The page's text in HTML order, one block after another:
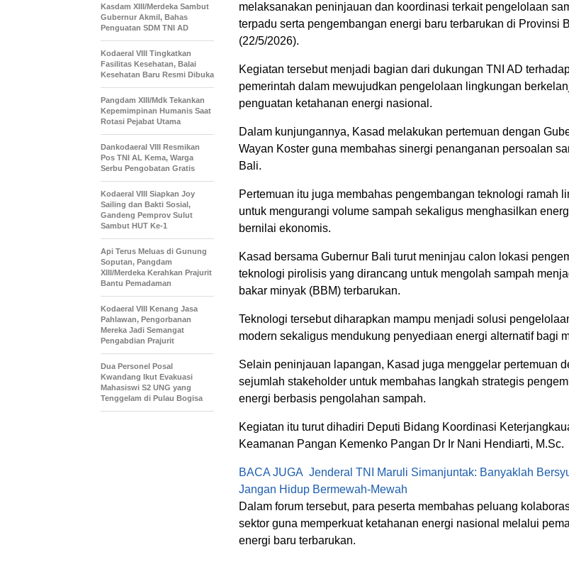
melaksanakan peninjauan dan koordinasi terkait pengelolaan
terpadu serta pengembangan energi baru terbarukan di Provinsi
(22/5/2026).
Kegiatan tersebut menjadi bagian dari dukungan TNI AD
pemerintah dalam mewujudkan pengelolaan lingkungan
penguatan ketahanan energi nasional.
Dalam kunjungannya, Kasad melakukan pertemuan dengan
Wayan Koster guna membahas sinergi penanganan persoalan
Bali.
Pertemuan itu juga membahas pengembangan teknologi ramah
untuk mengurangi volume sampah sekaligus menghasilkan
bernilai ekonomis.
Kasad bersama Gubernur Bali turut meninjau calon lokasi
teknologi pirolisis yang dirancang untuk mengolah sampah
bakar minyak (BBM) terbarukan.
Teknologi tersebut diharapkan mampu menjadi solusi
modern sekaligus mendukung penyediaan energi alternatif bagi
Selain peninjauan lapangan, Kasad juga menggelar pertemuan
sejumlah stakeholder untuk membahas langkah strategis
energi berbasis pengolahan sampah.
Kegiatan itu turut dihadiri Deputi Bidang Koordinasi
Keamanan Pangan Kemenko Pangan Dr Ir Nani Hendiarti, M.Sc.
BACA JUGA Jenderal TNI Maruli Simanjuntak: Banyaklah
Jangan Hidup Bermewah-Mewah
Dalam forum tersebut, para peserta membahas peluang
sektor guna memperkuat ketahanan energi nasional melalui
energi baru terbarukan.
Kasdam XIII/Merdeka Sambut
Gubernur Akmil, Bahas
Penguatan SDM TNI AD
Kodaeral VIII Tingkatkan
Fasilitas Kesehatan, Balai
Kesehatan Baru Resmi Dibuka
Pangdam XIII/Mdk Tekankan
Kepemimpinan Humanis Saat
Rotasi Pejabat Utama
Dankodaeral VIII Resmikan
Pos TNI AL Kema, Warga
Serbu Pengobatan Gratis
Kodaeral VIII Siapkan Joy
Sailing dan Bakti Sosial,
Gandeng Pemprov Sulut
Sambut HUT Ke-1
Api Terus Meluas di Gunung
Soputan, Pangdam
XIII/Merdeka Kerahkan Prajurit
Bantu Pemadaman
Kodaeral VIII Kenang Jasa
Pahlawan, Pengorbanan
Mereka Jadi Semangat
Pengabdian Prajurit
Dua Personel Posal
Kwandang Ikut Evakuasi
Mahasiswi S2 UNG yang
Tenggelam di Pulau Bogisa